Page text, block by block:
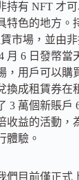
持有 NFT 才
特色的地方。
市場，並由
月 6 日發幣當
，用戶可以購
換成租賃券在
3 萬個新賬戶
收益的活動，
體驗。
們目前僅正式